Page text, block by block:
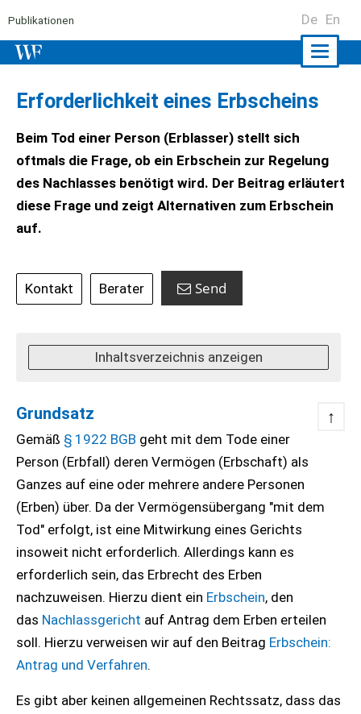
Publikationen De En
Erforderlichkeit eines Erbscheins
Beim Tod einer Person (Erblasser) stellt sich
oftmals die Frage, ob ein Erbschein zur Regelung
des Nachlasses benötigt wird. Der Beitrag erläutert
diese Frage und zeigt Alternativen zum Erbschein
auf.
Kontakt Berater Send
Inhaltsverzeichnis anzeigen
Grundsatz ↑
Gemäß § 1922 BGB geht mit dem Tode einer
Person (Erbfall) deren Vermögen (Erbschaft) als
Ganzes auf eine oder mehrere andere Personen
(Erben) über. Da der Vermögensübergang "mit dem
Tod" erfolgt, ist eine Mitwirkung eines Gerichts
insoweit nicht erforderlich. Allerdings kann es
erforderlich sein, das Erbrecht des Erben
nachzuweisen. Hierzu dient ein Erbschein, den
das Nachlassgericht auf Antrag dem Erben erteilen
soll. Hierzu verweisen wir auf den Beitrag Erbschein:
Antrag und Verfahren.
Es gibt aber keinen allgemeinen Rechtssatz, dass das